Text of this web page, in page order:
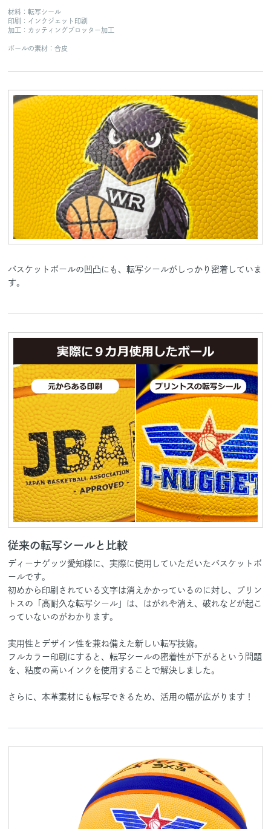
材料：転写シール
印刷：インクジェット印刷
加工：カッティングプロッター加工
ボールの素材：合皮
バスケットボールの凹凸にも、転写シールがしっかり密着していま
す。
従来の転写シールと比較
ディーナゲッツ愛知様に、実際に使用していただいたバスケットボ
ールです。
初めから印刷されている文字は消えかかっているのに対し、プリン
トスの「高耐久な転写シール」は、はがれや消え、破れなどが起こ
っていないのがわかります。
実用性とデザイン性を兼ね備えた新しい転写技術。
フルカラー印刷にすると、転写シールの密着性が下がるという問題
を、粘度の高いインクを使用することで解決しました。
さらに、本革素材にも転写できるため、活用の幅が広がります！